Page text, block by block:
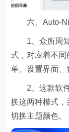
六、Auto-
1、众所周知
式，对应着不
单、设置界面、
2、这款软件
换这两种模式
切换主题颜色。